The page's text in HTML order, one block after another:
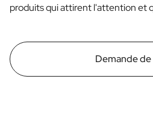
produits qui attirent l'attention et
Demande de